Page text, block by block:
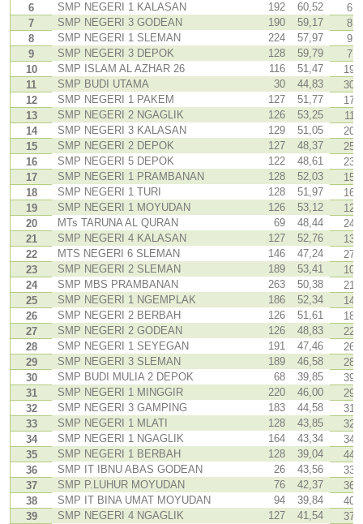
6
SMP NEGERI 1 KALASAN 192 60,52
6
7
SMP NEGERI 3 GODEAN 190 59,17
8
8
SMP NEGERI 1 SLEMAN 224 57,97
9
9
SMP NEGERI 3 DEPOK 128 59,79
7
10
SMP ISLAM AL AZHAR 26 116 51,47
19
11
SMP BUDI UTAMA 30 44,83
30
12
SMP NEGERI 1 PAKEM 127 51,77
17
13
SMP NEGERI 2 NGAGLIK 126 53,25
11
14
SMP NEGERI 3 KALASAN 129 51,05
20
15
SMP NEGERI 2 DEPOK 127 48,37
25
16
SMP NEGERI 5 DEPOK 122 48,61
23
17
SMP NEGERI 1 PRAMBANAN 128 52,03
15
18
SMP NEGERI 1 TURI 128 51,97
16
19
SMP NEGERI 1 MOYUDAN 126 53,12
12
20
MTs TARUNA AL QURAN 69 48,44
24
21
SMP NEGERI 4 KALASAN 127 52,76
13
22
MTS NEGERI 6 SLEMAN 146 47,24
27
23
SMP NEGERI 2 SLEMAN 189 53,41
10
24
SMP MBS PRAMBANAN 263 50,38
21
25
SMP NEGERI 1 NGEMPLAK 186 52,34
14
26
SMP NEGERI 2 BERBAH 126 51,61
18
27
SMP NEGERI 2 GODEAN 126 48,83
22
28
SMP NEGERI 1 SEYEGAN 191 47,46
26
29
SMP NEGERI 3 SLEMAN 189 46,58
28
30
SMP BUDI MULIA 2 DEPOK 68 39,85
39
31
SMP NEGERI 1 MINGGIR 220 46,00
29
32
SMP NEGERI 3 GAMPING 183 44,58
31
33
SMP NEGERI 1 MLATI 128 43,85
32
34
SMP NEGERI 1 NGAGLIK 164 43,34
34
35
SMP NEGERI 1 BERBAH 128 39,04
44
36
SMP IT IBNU ABAS GODEAN 26 43,56
33
37
SMP P.LUHUR MOYUDAN 76 42,37
36
38
SMP IT BINA UMAT MOYUDAN 94 39,84
40
39
SMP NEGERI 4 NGAGLIK 127 41,54
37